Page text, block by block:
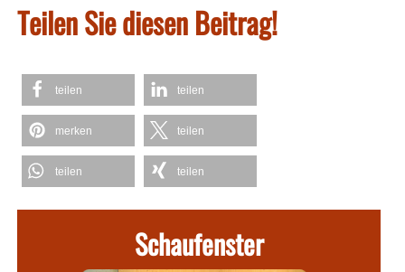
Teilen Sie diesen Beitrag!
teilen teilen
merken teilen
teilen teilen
Schaufenster